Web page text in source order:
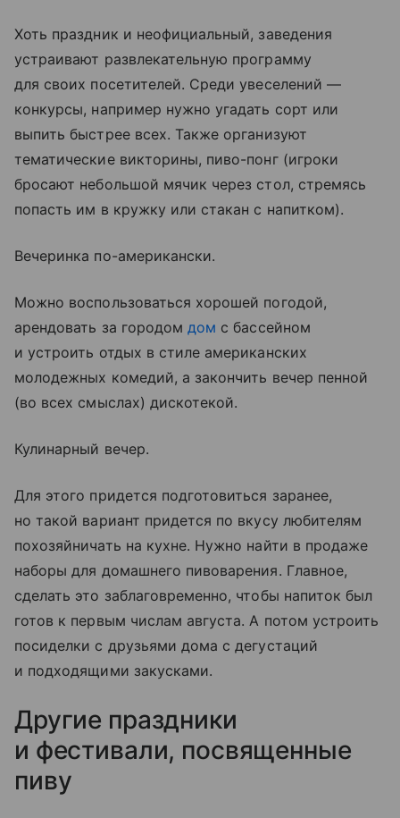
Хоть праздник и неофициальный, заведения
устраивают развлекательную программу
для своих посетителей. Среди увеселений —
конкурсы, например нужно угадать сорт или
выпить быстрее всех. Также организуют
тематические викторины, пиво-понг (игроки
бросают небольшой мячик через стол, стремясь
попасть им в кружку или стакан с напитком).
Вечеринка по-американски.
Можно воспользоваться хорошей погодой,
арендовать за городомдом с бассейном
и устроить отдых в стиле американских
молодежных комедий, а закончить вечер пенной
(во всех смыслах) дискотекой.
Кулинарный вечер.
Для этого придется подготовиться заранее,
но такой вариант придется по вкусу любителям
похозяйничать на кухне. Нужно найти в продаже
наборы для домашнего пивоварения. Главное,
сделать это заблаговременно, чтобы напиток был
готов к первым числам августа. А потом устроить
посиделки с друзьями дома с дегустаций
и подходящими закусками.
Другие праздники
и фестивали, посвященные
пиву